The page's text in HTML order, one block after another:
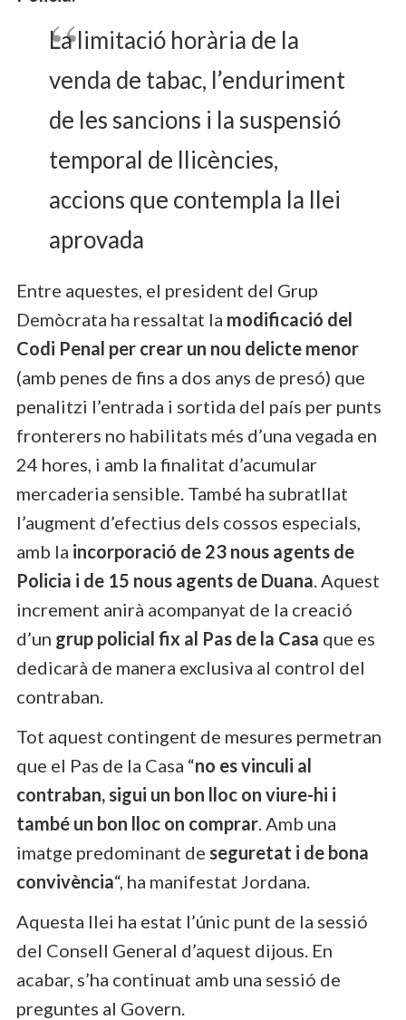
La limitació horària de la
venda de tabac, l’enduriment
de les sancions i la suspensió
temporal de llicències,
accions que contempla la llei
aprovada
Entre aquestes, el president del Grup
Demòcrata ha ressaltat la modificació del
Codi Penal per crear un nou delicte menor
(amb penes de fins a dos anys de presó) que
penalitzi l’entrada i sortida del país per punts
fronterers no habilitats més d’una vegada en
24 hores, i amb la finalitat d’acumular
mercaderia sensible. També ha subratllat
l’augment d’efectius dels cossos especials,
amb la incorporació de 23 nous agents de
Policia i de 15 nous agents de Duana. Aquest
increment anirà acompanyat de la creació
d’un grup policial fix al Pas de la Casa que es
dedicarà de manera exclusiva al control del
contraban.
Tot aquest contingent de mesures permetran
que el Pas de la Casa “no es vinculi al
contraban, sigui un bon lloc on viure-hi i
també un bon lloc on comprar. Amb una
imatge predominant de seguretat i de bona
convivència“, ha manifestat Jordana.
Aquesta llei ha estat l’únic punt de la sessió
del Consell General d’aquest dijous. En
acabar, s’ha continuat amb una sessió de
preguntes al Govern.